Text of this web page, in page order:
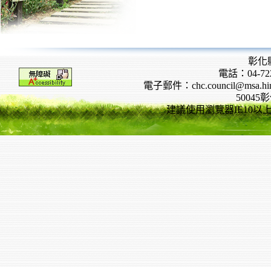
彰化
電話：04-
電子郵件：
50045
建議使用瀏覽器IE10以